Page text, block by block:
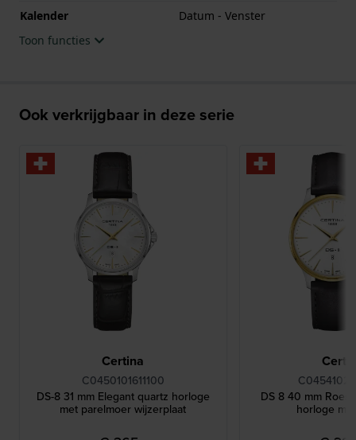
Kalender
Datum - Venster
Toon functies
Ook verkrijgbaar in deze serie
Certina
C0450101611100
DS-8 31 mm Elegant quartz horloge
met parelmoer wijzerplaat
DS 8 40 mm
horloge